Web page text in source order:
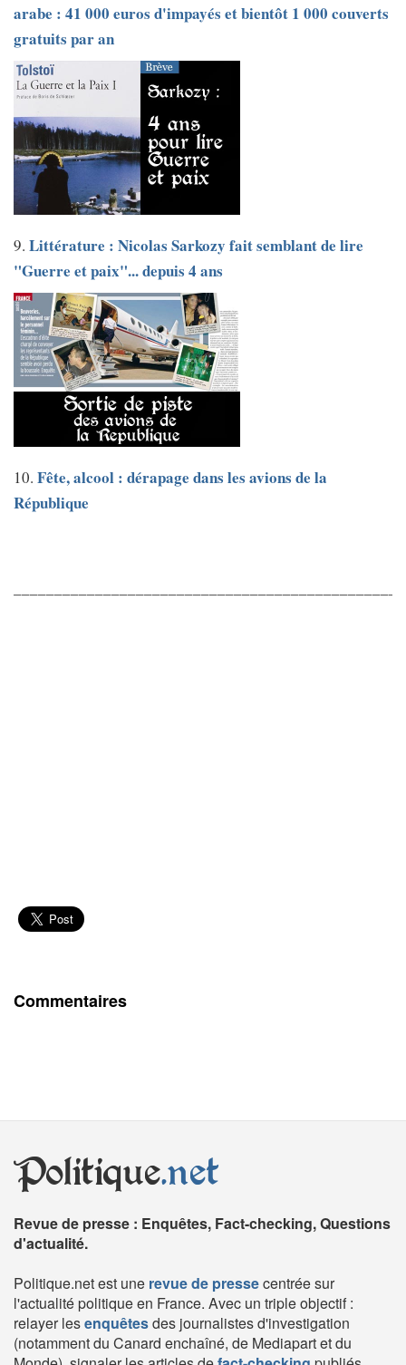
arabe : 41 000 euros d'impayés et bientôt 1 000 couverts
gratuits par an
9. Littérature : Nicolas Sarkozy fait semblant de lire
"Guerre et paix"... depuis 4 ans
10. Fête, alcool : dérapage dans les avions de la
République
Commentaires
Politique.net
Revue de presse : Enquêtes, Fact-checking, Questions
d'actualité.
Politique.net est une revue de pressecentrée sur
l'actualité politique en France. Avec un triple objectif :
relayer lesenquêtesdes journalistes d'investigation
(notamment du Canard enchaîné, de Mediapart et du